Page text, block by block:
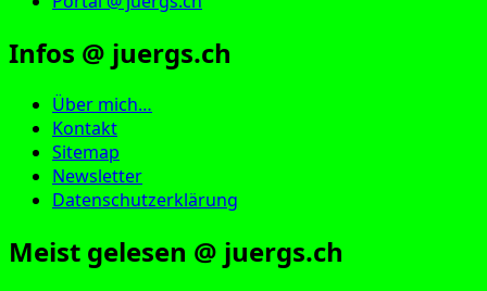
Infos @ juergs.ch
Über mich…
Kontakt
Sitemap
Newsletter
Datenschutzerklärung
Meist gelesen @ juergs.ch